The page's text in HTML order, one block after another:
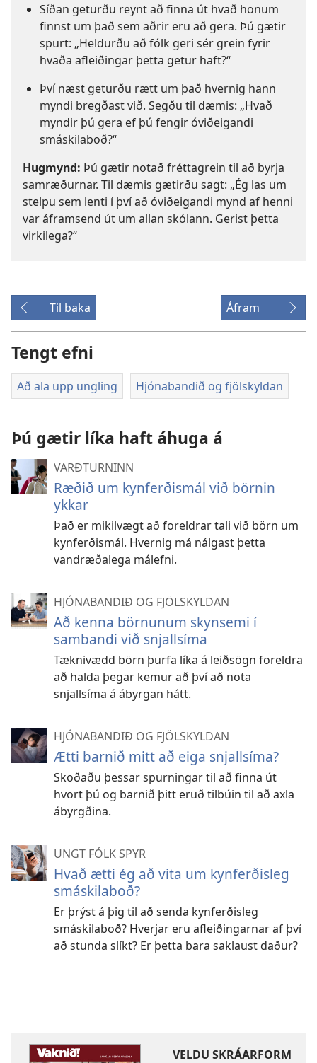
Síðan geturðu reynt að finna út hvað honum
finnst um það sem aðrir eru að gera. Þú gætir
spurt: „Heldurðu að fólk geri sér grein fyrir
hvaða afleiðingar þetta getur haft?“
Því næst geturðu rætt um það hvernig hann
myndi bregðast við. Segðu til dæmis: „Hvað
myndir þú gera ef þú fengir óviðeigandi
smáskilaboð?“
Hugmynd: Þú gætir notað fréttagrein til að byrja
samræðurnar. Til dæmis gætirðu sagt: „Ég las um
stelpu sem lenti í því að óviðeigandi mynd af henni
var áframsend út um allan skólann. Gerist þetta
virkilega?“
Til baka Áfram
Tengt efni
Að ala upp ungling Hjónabandið og fjölskyldan
Þú gætir líka haft áhuga á
VARÐTURNINN
Ræðið um kynferðismál við börnin
ykkar
Það er mikilvægt að foreldrar tali við börn um
kynferðismál. Hvernig má nálgast þetta
vandræðalega málefni.
HJÓNABANDIÐ OG FJÖLSKYLDAN
Að kenna börnunum skynsemi í
sambandi við snjallsíma
Tæknivædd börn þurfa líka á leiðsögn foreldra
að halda þegar kemur að því að nota
snjallsíma á ábyrgan hátt.
HJÓNABANDIÐ OG FJÖLSKYLDAN
Ætti barnið mitt að eiga snjallsíma?
Skoðaðu þessar spurningar til að finna út
hvort þú og barnið þitt eruð tilbúin til að axla
ábyrgðina.
UNGT FÓLK SPYR
Hvað ætti ég að vita um kynferðisleg
smáskilaboð?
Er þrýst á þig til að senda kynferðisleg
smáskilaboð? Hverjar eru afleiðingarnar af því
að stunda slíkt? Er þetta bara saklaust daður?
VELDU SKRÁARFORM